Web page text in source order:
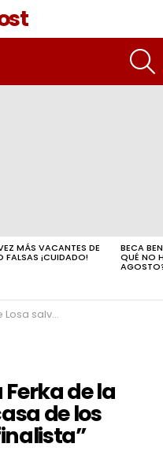
MÁS VACANTES DE
FALSAS ¡CUIDADO!
BECA
QUÉ NO
a La casa de los famosos: “La veo finalista”
de la
de los